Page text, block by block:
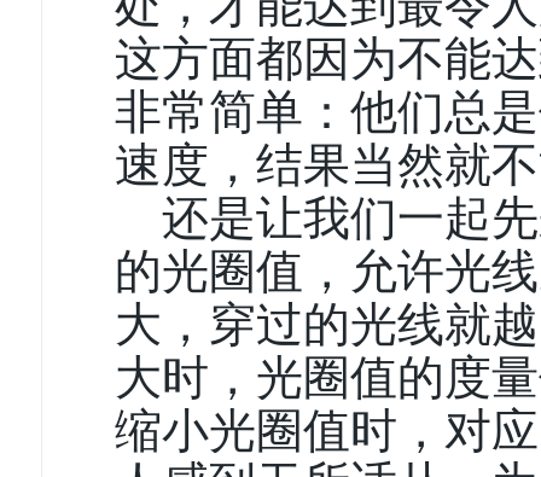
这方面都因为不能
非常简单：他们总
速度，结果当然就
还是让我们一起
的光圈值，允许光
大，穿过的光线就
大时，光圈值的度
缩小光圈值时，对